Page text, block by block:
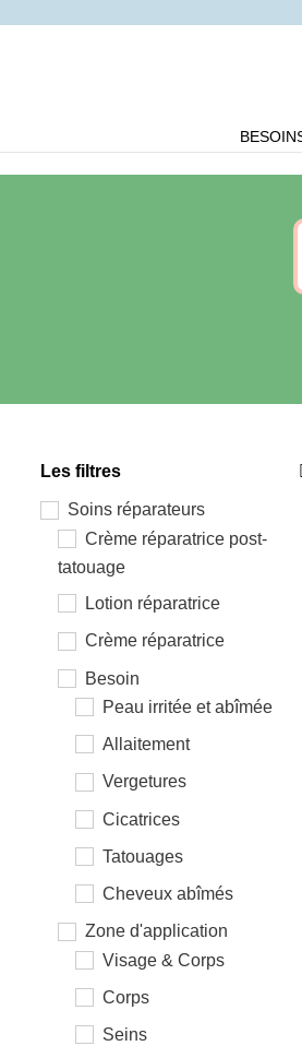
Les filtres
Soins réparateurs
Crème réparatrice post-
tatouage
Lotion réparatrice
Crème réparatrice
Besoin
Peau irritée et abîmée
Allaitement
Vergetures
Cicatrices
Tatouages
Cheveux abîmés
Zone d'application
Visage & Corps
Corps
Seins